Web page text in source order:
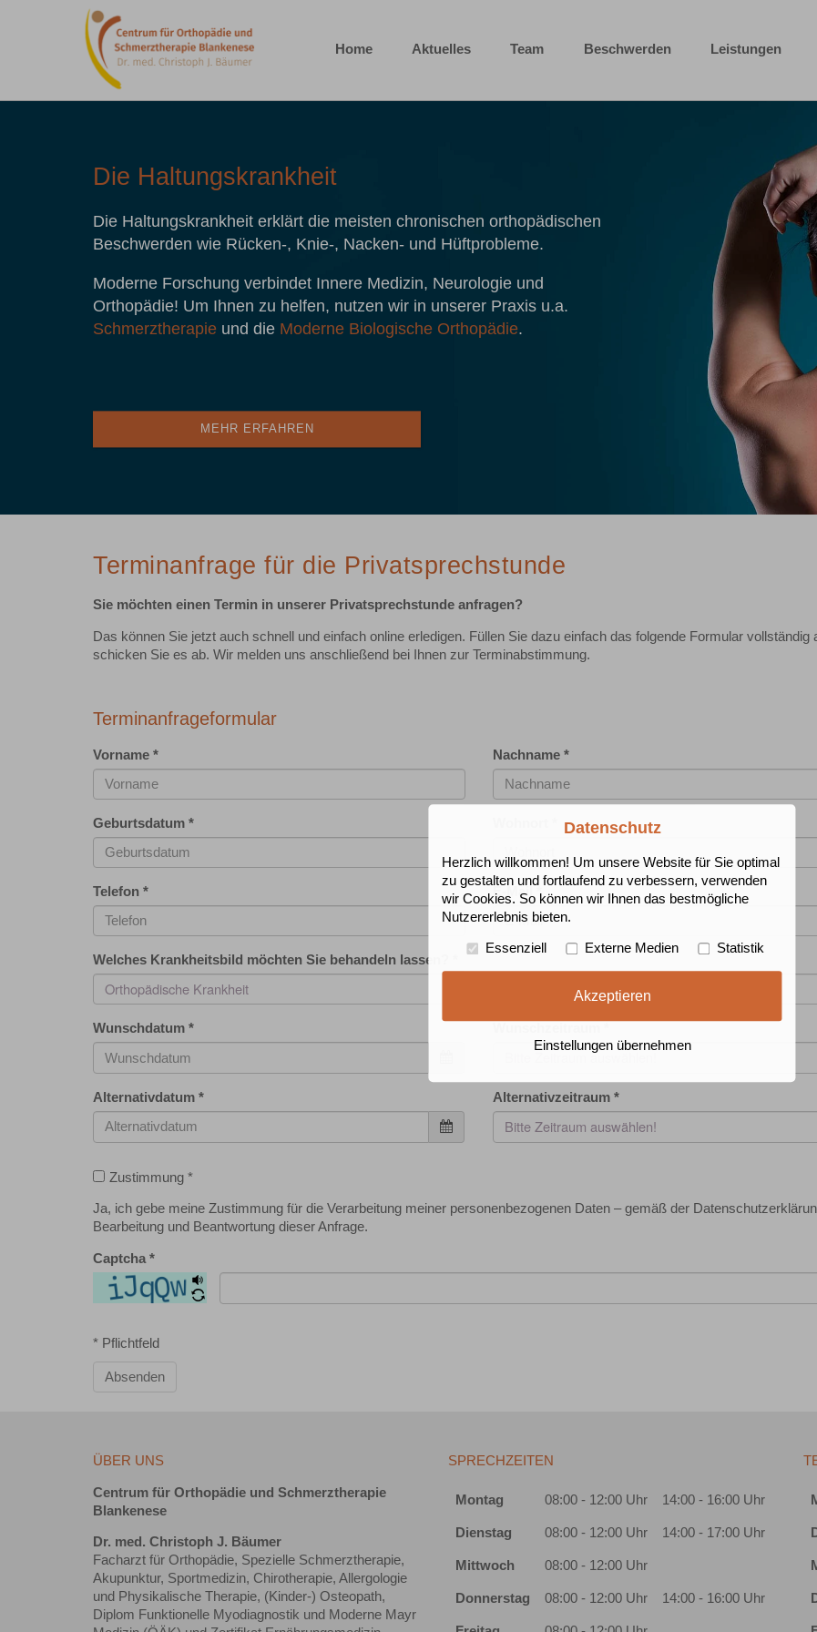
Home Aktuelles Team Beschwerden Leistungen
Die Haltungskrankheit
Die Haltungskrankheit erklärt die meisten chronischen orthopädischen
Beschwerden wie Rücken-, Knie-, Nacken- und Hüftprobleme.
Moderne Forschung verbindet Innere Medizin, Neurologie und
Orthopädie! Um Ihnen zu helfen, nutzen wir in unserer Praxis u.a.
Schmerztherapie und die Moderne Biologische Orthopädie.
MEHR ERFAHREN
Terminanfrage für die Privatsprechstunde
Sie möchten einen Termin in unserer Privatsprechstunde anfragen?
Das können Sie jetzt auch schnell und einfach online erledigen. Füllen Sie dazu einfach das folgende Formular vollständig
schicken Sie es ab. Wir melden uns anschließend bei Ihnen zur Terminabstimmung.
Terminanfrageformular
Vorname * Nachname *
Geburtsdatum *
Telefon * E-Mail *
Welches Krankheitsbild möchten Sie behandeln lassen?
Orthopädische Krankheit
Wunschdatum *
Bitte Zeitraum auswählen!
Alternativdatum * Alternativzeitraum *
Bitte Zeitraum auswählen!
Zustimmung *
Ja, ich gebe meine Zustimmung für die Verarbeitung meiner personenbezogenen Daten – gemäß der
Bearbeitung und Beantwortung dieser Anfrage.
Captcha*
* Pflichtfeld
Absenden
ÜBER UNS
Centrum für Orthopädie und Schmerztherapie
Blankenese
Dr. med. Christoph J. Bäumer
Facharzt für Orthopädie, Spezielle Schmerztherapie,
Akupunktur, Sportmedizin, Chirotherapie, Allergologie
und Physikalische Therapie, (Kinder-) Osteopath,
Diplom Funktionelle Myodiagnostik und Moderne Mayr
SPRECHZEITEN
Montag 08:00 - 12:00 Uhr 14:00 - 16:00 Uhr
Dienstag 08:00 - 12:00 Uhr 14:00 - 17:00 Uhr
Mittwoch 08:00 - 12:00 Uhr
Donnerstag 08:00 - 12:00 Uhr 14:00 - 16:00 Uhr
Datenschutz
Herzlich willkommen! Um unsere Website für Sie optimal
zu gestalten und fortlaufend zu verbessern, verwenden
wir Cookies. So können wir Ihnen das bestmögliche
Nutzererlebnis bieten.
Essenziell Externe Medien Statistik
Akzeptieren
Einstellungen übernehmen